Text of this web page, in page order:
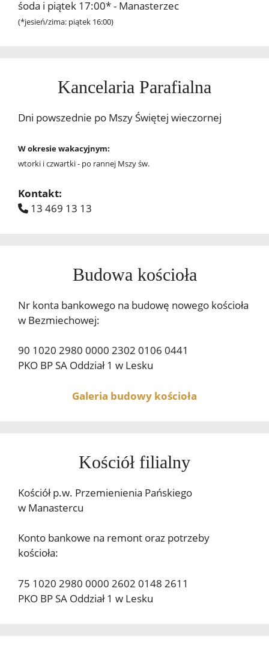
śoda i piątek 17:00* - Manasterzec
(*jesień/zima: piątek 16:00)
Kancelaria Parafialna
Dni powszednie po Mszy Świętej wieczornej
W okresie wakacyjnym:
wtorki i czwartki - po rannej Mszy św.
Kontakt:
13 469 13 13
Budowa kościoła
Nr konta bankowego na budowę nowego kościoła
w Bezmiechowej:
90 1020 2980 0000 2302 0106 0441
PKO BP SA Oddział 1 w Lesku
Galeria budowy kościoła
Kościół filialny
Kościół p.w. Przemienienia Pańskiego
w Manastercu
Konto bankowe na remont oraz potrzeby
kościoła:
75 1020 2980 0000 2602 0148 2611
PKO BP SA Oddział 1 w Lesku